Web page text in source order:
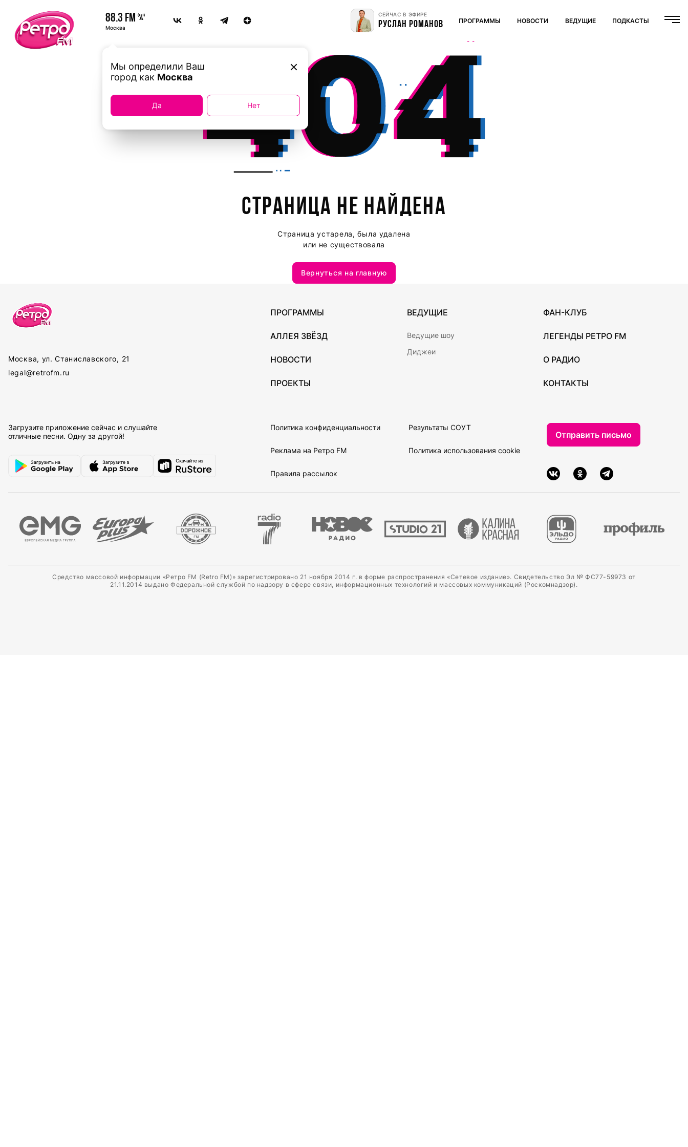
88.3 FM
Москва
СЕЙЧАС В ЭФИРЕ
РУСЛАН РОМАНОВ ПРОГРАММЫ НОВОСТИ ВЕДУЩИЕ ПОДКАСТЫ
Мы определили Ваш
город как Москва
Да Нет
СТРАНИЦА НЕ НАЙДЕНА
Страница устарела, была удалена
или не существовала
Вернуться на главную
Москва, ул. Станиславского, 21
legal@retrofm.ru
ПРОГРАММЫ
АЛЛЕЯ ЗВЁЗД
НОВОСТИ
ПРОЕКТЫ
ВЕДУЩИЕ
Ведущие шоу
Диджеи
ФАН-КЛУБ
ЛЕГЕНДЫ РЕТРО FM
О РАДИО
КОНТАКТЫ
Загрузите приложение сейчас и слушайте
отличные песни. Одну за другой!
Политика конфиденциальности
Реклама на Ретро FM
Правила рассылок
Результаты СОУТ
Политика использования cookie
Отправить письмо
Средство массовой информации «Ретро FM (Retro FM)» зарегистрировано 21 ноября 2014 г. в форме распространения «Сетевое издание». Свидетельство Эл № ФС77-59973 от
21.11.2014 выдано Федеральной службой по надзору в сфере связи, информационных технологий и массовых коммуникаций (Роскомнадзор).